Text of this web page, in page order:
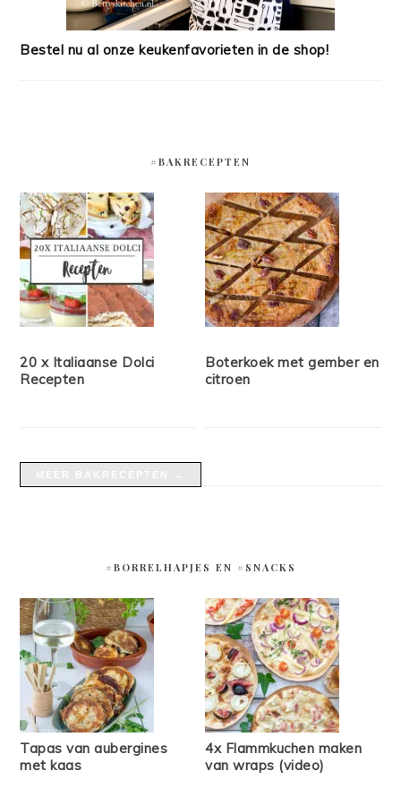
Bestel nu al onze keukenfavorieten in de shop!
#BAKRECEPTEN
20 x Italiaanse Dolci
Recepten
Boterkoek met gember en
citroen
#BORRELHAPJES EN #SNACKS
Tapas van aubergines
met kaas
4x Flammkuchen maken
van wraps (video)